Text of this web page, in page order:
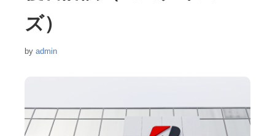
ズ）
by admin